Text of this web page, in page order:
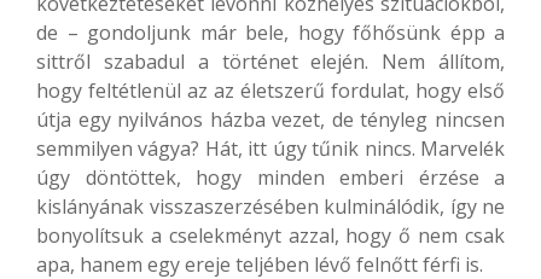
de – gondoljunk már bele, hogy főhősünk épp a
sittről szabadul a történet elején. Nem állítom,
hogy feltétlenül az az életszerű fordulat, hogy első
útja egy nyilvános házba vezet, de tényleg nincsen
semmilyen vágya? Hát, itt úgy tűnik nincs. Marvelék
úgy döntöttek, hogy minden emberi érzése a
kislányának visszaszerzésében kulminálódik, így ne
bonyolítsuk a cselekményt azzal, hogy ő nem csak
apa, hanem egy ereje teljében lévő felnőtt férfi is.